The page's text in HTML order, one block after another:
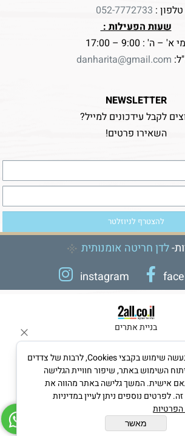
טלפון : 052-7772733
שעות הפעילות :
א' – ה' : 9:00 – 17:00
danharita@gmail.com
NEWSLETTER
לקבל עידכונים למייל?
השאירו פרטים!
לדן חריטה אומנותית
instagram
בניית אתרים
לידיעתך, באתרנו נעשה שימוש בקבצי Cookies, לרבות של צדדים
השימוש באתר, שיפור חוויית הגלישה
אישית. המשך גלישה באתר מהווה את
לפרטים נוספים ניתן לעיין במדיניות
הפרטיות
מאשר